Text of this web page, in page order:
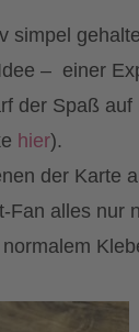
simpel
– einer
der Spaß
hier).
der Karte
Fan alles nur